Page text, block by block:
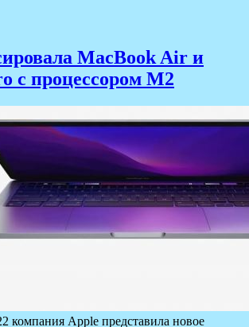
MacBook Air и
с процессором M2
компания Apple представила новое